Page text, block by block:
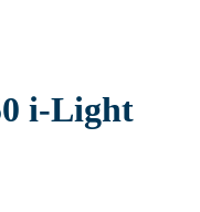
i-Light